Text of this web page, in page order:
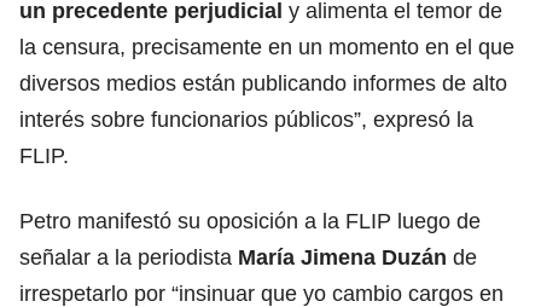
un precedente perjudicial y alimenta el temor de
la censura, precisamente en un momento en el que
diversos medios están publicando informes de alto
interés sobre funcionarios públicos”, expresó la
FLIP.
Petro manifestó su oposición a la FLIP luego de
señalar a la periodista María Jimena Duzán de
irrespetarlo por “insinuar que yo cambio cargos en